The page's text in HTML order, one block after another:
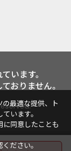
います。
おりません。
最適な提供、ト
います。
に同意したことも
ださい。